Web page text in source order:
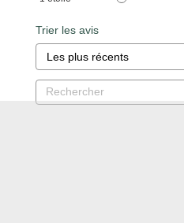
Trier les avis